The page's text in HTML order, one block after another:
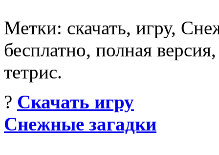
Метки: скачать, игру,
бесплатно, полная
тетрис.
? Скачать игру
Снежные загадки